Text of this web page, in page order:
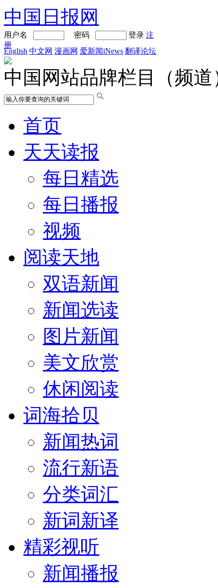
中国日报网
用户名 密码 登录 注
册
English 中文网 漫画网 爱新闻iNews 翻译论坛
中国网站品牌栏目（频道
首页
天天读报
每日精选
每日播报
视频
阅读天地
双语新闻
新闻选读
图片新闻
美文欣赏
休闲阅读
词海拾贝
新闻热词
流行新语
分类词汇
新词新译
精彩视听
新闻播报